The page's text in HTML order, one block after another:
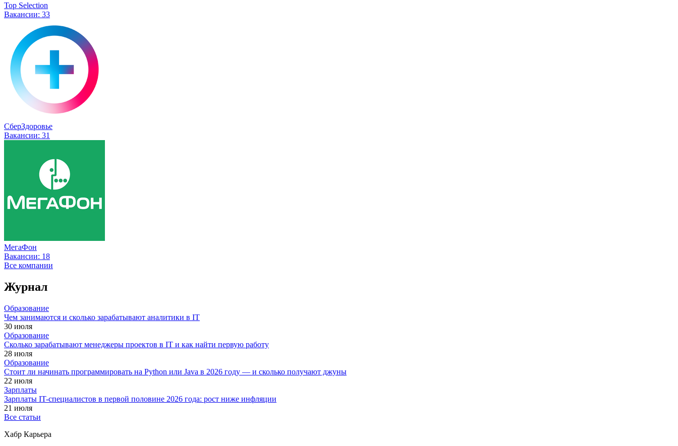
Top Selection
Вакансии: 33
СберЗдоровье
Вакансии: 31
МегаФон
Вакансии: 18
Все компании
Журнал
Образование
Чем занимаются и сколько зарабатывают аналитики в IT
30 июля
Образование
Сколько зарабатывают менеджеры проектов в IT и как найти первую работу
28 июля
Образование
Стоит ли начинать программировать на Python или Java в 2026 году — и сколько получают джуны
22 июля
Зарплаты
Зарплаты IT-специалистов в первой половине 2026 года: рост ниже инфляции
21 июля
Все статьи
Хабр Карьера